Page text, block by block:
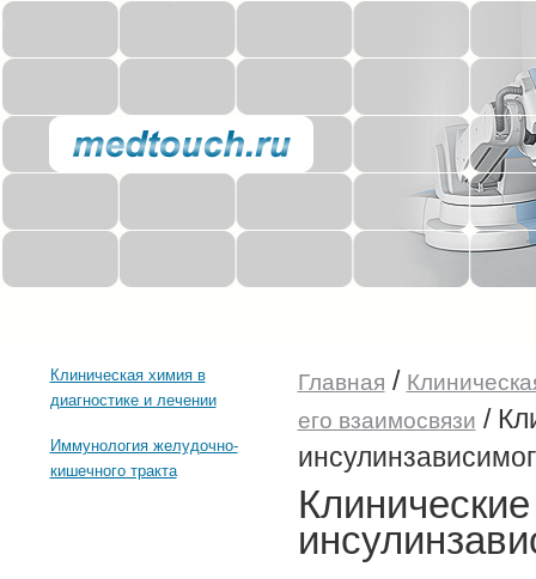
Клиническая химия в
диагностике и лечении
Иммунология желудочно-
кишечного тракта
Главная /
его взаимосвязи /